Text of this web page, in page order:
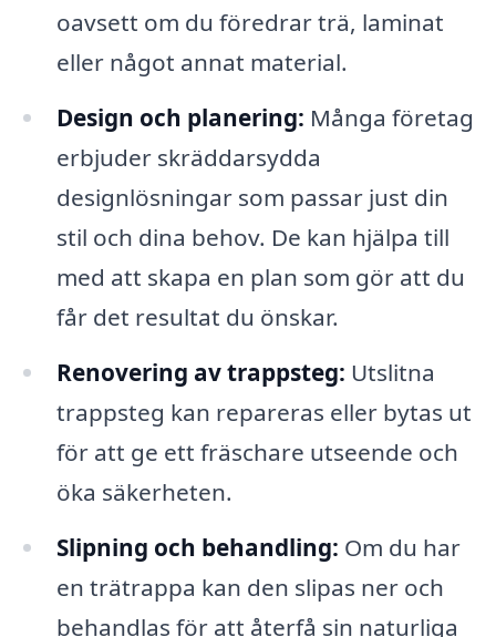
oavsett om du föredrar trä, laminat
eller något annat material.
Design och planering: Många företag
erbjuder skräddarsydda
designlösningar som passar just din
stil och dina behov. De kan hjälpa till
med att skapa en plan som gör att du
får det resultat du önskar.
Renovering av trappsteg: Utslitna
trappsteg kan repareras eller bytas ut
för att ge ett fräschare utseende och
öka säkerheten.
Slipning och behandling: Om du har
en trätrappa kan den slipas ner och
behandlas för att återfå sin naturliga